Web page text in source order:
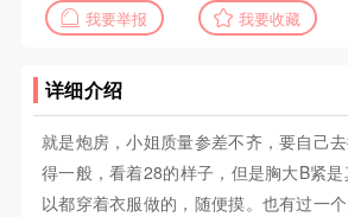
我要举报 我要收藏
详细介绍
就是炮房，小姐质量参差不齐，要自己
得一般，看着28的样子，但是胸大B紧
以都穿着衣服做的，随便摸。也有过一